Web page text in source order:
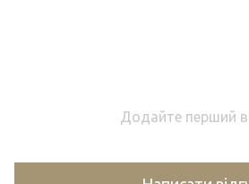
Додайте перший